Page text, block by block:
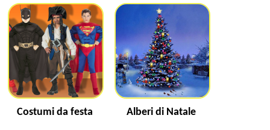
Costumi da festa Alberi di Natale